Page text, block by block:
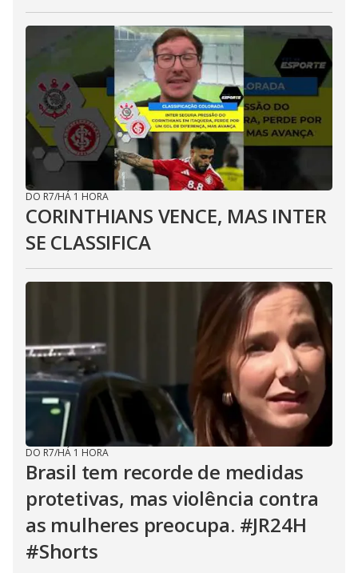
DO R7/HÁ 1 HORA
CORINTHIANS VENCE, MAS INTER
SE CLASSIFICA
DO R7/HÁ 1 HORA
Brasil tem recorde de medidas
protetivas, mas violência contra
as mulheres preocupa. #JR24H
#Shorts